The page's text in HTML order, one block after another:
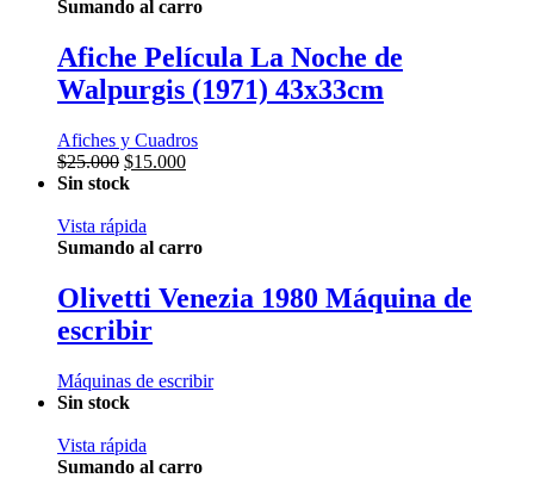
Sumando al carro
Afiche Película La Noche de
Walpurgis (1971) 43x33cm
Afiches y Cuadros
$25.000 El
precio
era:
$25.000.
$15.000El
$15.000.
Sin stock
Vista rápida
Sumando al carro
Olivetti Venezia 1980 Máquina de
escribir
Máquinas de escribir
Sin stock
Vista rápida
Sumando al carro